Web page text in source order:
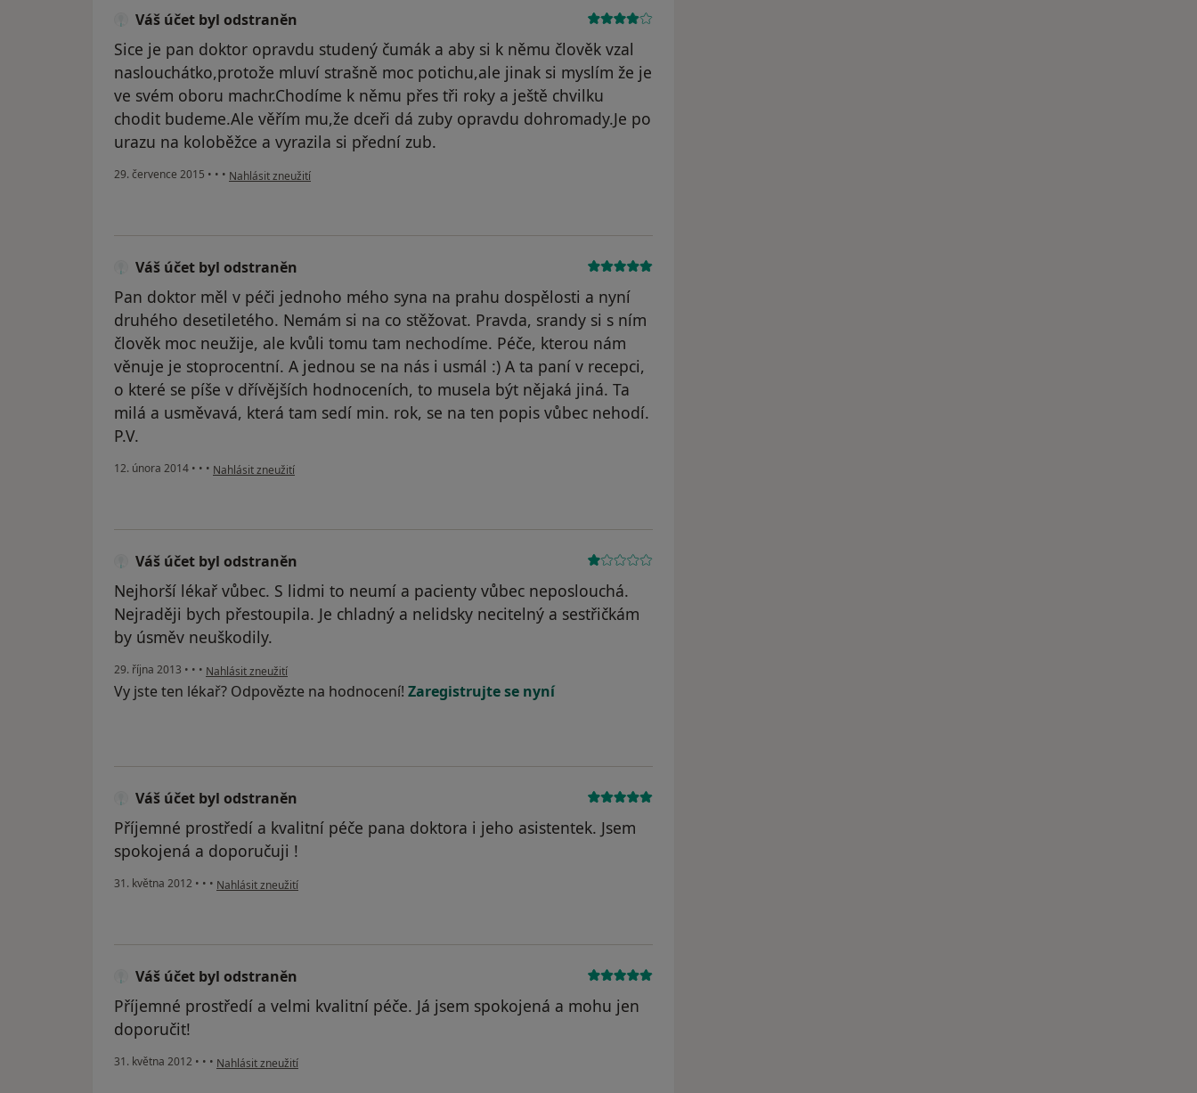
Váš účet byl odstraněn
Sice je pan doktor opravdu studený čumák a aby si k němu člověk vzal
naslouchátko,protože mluví strašně moc potichu,ale jinak si myslím že je
ve svém oboru machr.Chodíme k němu přes tři roky a ještě chvilku
chodit budeme.Ale věřím mu,že dceři dá zuby opravdu dohromady.Je po
urazu na koloběžce a vyrazila si přední zub.
29. července 2015 • • • podle názoru uživatele Váš účet byl odstraněn
Nahlásit zneužití
Váš účet byl odstraněn
Pan doktor měl v péči jednoho mého syna na prahu dospělosti a nyní
druhého desetiletého. Nemám si na co stěžovat. Pravda, srandy si s ním
člověk moc neužije, ale kvůli tomu tam nechodíme. Péče, kterou nám
věnuje je stoprocentní. A jednou se na nás i usmál :) A ta paní v recepci,
o které se píše v dřívějších hodnoceních, to musela být nějaká jiná. Ta
milá a usměvavá, která tam sedí min. rok, se na ten popis vůbec nehodí.
P.V.
12. února 2014 • • • podle názoru uživatele Váš účet byl odstraněn
Nahlásit zneužití
Váš účet byl odstraněn
Nejhorší lékař vůbec. S lidmi to neumí a pacienty vůbec neposlouchá.
Nejraději bych přestoupila. Je chladný a nelidsky necitelný a sestřičkám
by úsměv neuškodily.
29. října 2013 • • • podle názoru uživatele Váš účet byl odstraněn
Nahlásit zneužití
Vy jste ten lékař? Odpovězte na hodnocení! Zaregistrujte se nyní
Váš účet byl odstraněn
Příjemné prostředí a kvalitní péče pana doktora i jeho asistentek. Jsem
spokojená a doporučuji !
31. května 2012 • • • podle názoru uživatele Váš účet byl odstraněn
Nahlásit zneužití
Váš účet byl odstraněn
Příjemné prostředí a velmi kvalitní péče. Já jsem spokojená a mohu jen
doporučit!
31. května 2012 • • • podle názoru uživatele Váš účet byl odstraněn
Nahlásit zneužití